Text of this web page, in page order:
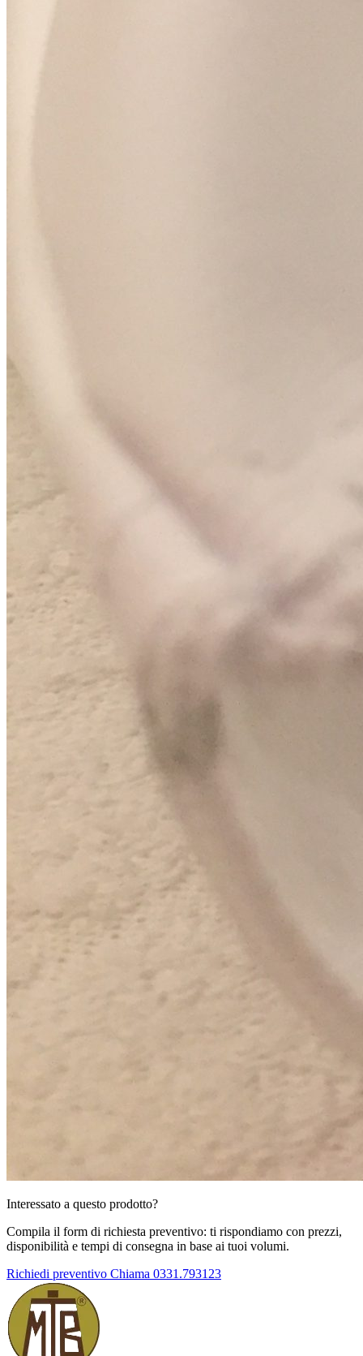
Interessato a questo prodotto?
Compila il form di richiesta preventivo: ti rispondiamo con prezzi,
disponibilità e tempi di consegna in base ai tuoi volumi.
Richiedi preventivo Chiama 0331.793123